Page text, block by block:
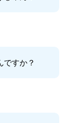
ですか？